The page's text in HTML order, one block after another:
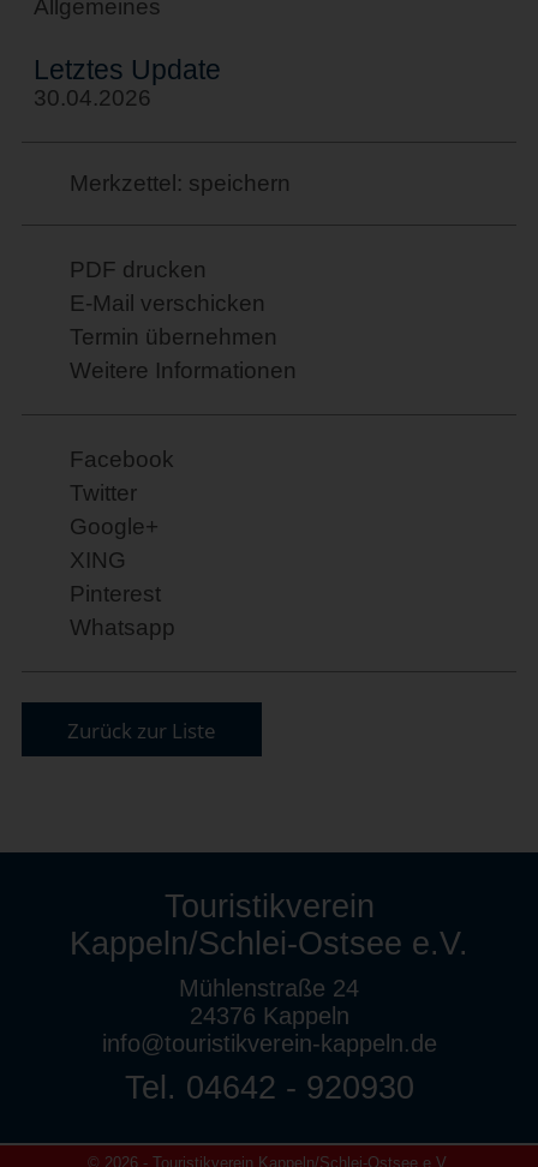
Allgemeines
Letztes Update
30.04.2026
Merkzettel: speichern
PDF drucken
E-Mail verschicken
Termin übernehmen
Weitere Informationen
Facebook
Twitter
Google+
XING
Pinterest
Whatsapp
Zurück zur Liste
Touristikverein
Kappeln/Schlei-Ostsee e.V.
Mühlenstraße 24
24376 Kappeln
info@touristikverein-kappeln.de
Tel. 04642 - 920930
© 2026 - Touristikverein Kappeln/Schlei-Ostsee e.V.